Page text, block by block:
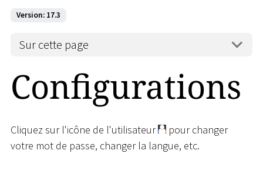
Version: 17.3
Sur cette page
Configurations
Cliquez sur l'icône de l'utilisateur
pour changer
votre mot de passe, changer la langue, etc.